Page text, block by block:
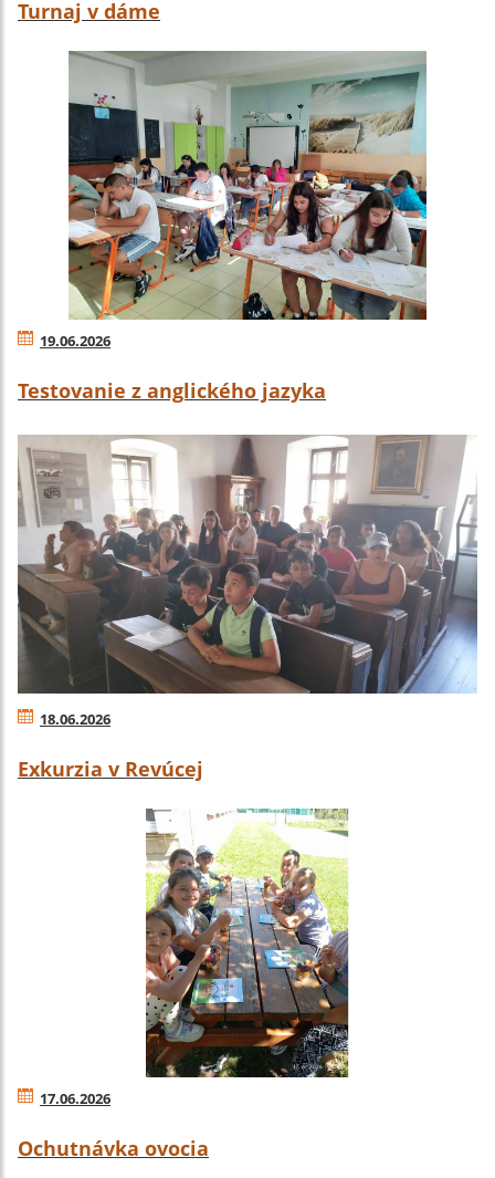
Turnaj v dáme
19.06.2026
Testovanie z anglického jazyka
18.06.2026
Exkurzia v Revúcej
17.06.2026
Ochutnávka ovocia